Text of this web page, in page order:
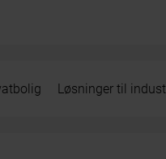
Løsninger til